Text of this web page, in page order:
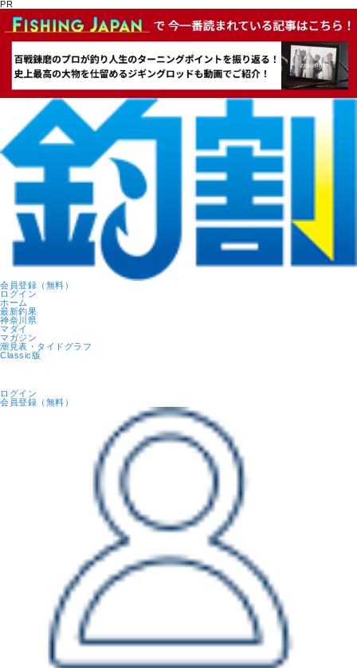
PR
会員登録 （無料）
ログイン
ホーム
最新釣果
神奈川県
マダイ
マガジン
潮見表・タイドグラフ
Classic版
ログイン
会員登録 （無料）